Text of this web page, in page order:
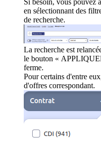
Si besoin, vous pouvez
en sélectionnant des
de recherche.
La recherche est
le bouton «
ferme.
Pour certains d'entre
d'offres correspondant.